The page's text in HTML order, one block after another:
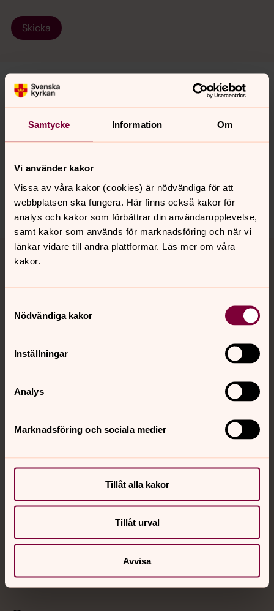
Samtycke Information Om
Vi använder kakor
Vissa av våra kakor (cookies) är nödvändiga för att
webbplatsen ska fungera. Här finns också kakor för
analys och kakor som förbättrar din användarupplevelse,
samt kakor som används för marknadsföring och när vi
länkar vidare till andra plattformar. Läs mer om våra
kakor.
Nödvändiga kakor
Inställningar
Analys
Marknadsföring och sociala medier
Tillåt alla kakor
Tillåt urval
Avvisa
Skicka
Synpunkter eller frågor på sidans
innehåll?
Tillbaka till toppen
Tillbaka till innehållet
Kalender
Hitta snabbt
Jourhavande präst
Akut samtals- och krisstöd. Prata eller chatta anonymt
med en präst på kvällar och nätter.